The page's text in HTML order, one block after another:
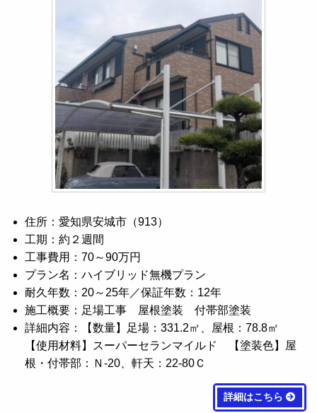
住所：愛知県安城市（913）
工期：約２週間
工事費用：70～90万円
プラン名：ハイブリッド無機プラン
耐久年数：20～25年／保証年数：12年
施工概要：足場工事 屋根塗装 付帯部塗装
詳細内容：【数量】足場：331.2㎡、屋根：78.8㎡
【使用材料】スーパーセランマイルド 【塗装色】屋
根・付帯部：Ｎ-20、軒天：22-80Ｃ
詳細はこちら